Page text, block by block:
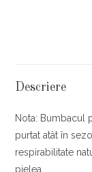
Descriere
Nota: Bumbacul
purtat atât în
respirabilitate
pielea.